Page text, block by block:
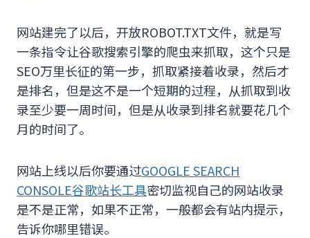
网站建完了以后，开放ROBOT.TXT文件，就是写
一条指令让谷歌搜索引擎的爬虫来抓取，这个只是
SEO万里长征的第一步，抓取紧接着收录，然后才
是排名，但是这不是一个短期的过程，从抓取到收
录至少要一周时间，但是从收录到排名就要花几个
月的时间了。
网站上线以后你要通过GOOGLE SEARCH
CONSOLE谷歌站长工具密切监视自己的网站收录
是不是正常，如果不正常，一般都会有站内提示，
告诉你哪里错误。